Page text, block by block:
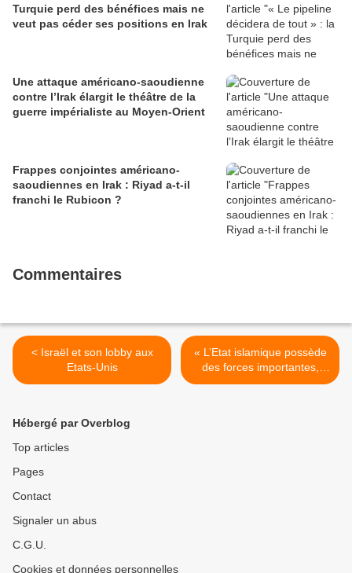
Turquie perd des bénéfices mais ne
veut pas céder ses positions en Irak
Une attaque américano-saoudienne
contre l’Irak élargit le théâtre de la
guerre impérialiste au Moyen-Orient
Frappes conjointes américano-
saoudiennes en Irak : Riyad a-t-il
franchi le Rubicon ?
Commentaires
< Israël et son lobby aux
Etats-Unis
« L’Etat islamique possède
des forces importantes,
bien entrainées qu’il sera
Hébergé par Overblog
Top articles
Pages
Contact
Signaler un abus
C.G.U.
Cookies et données personnelles